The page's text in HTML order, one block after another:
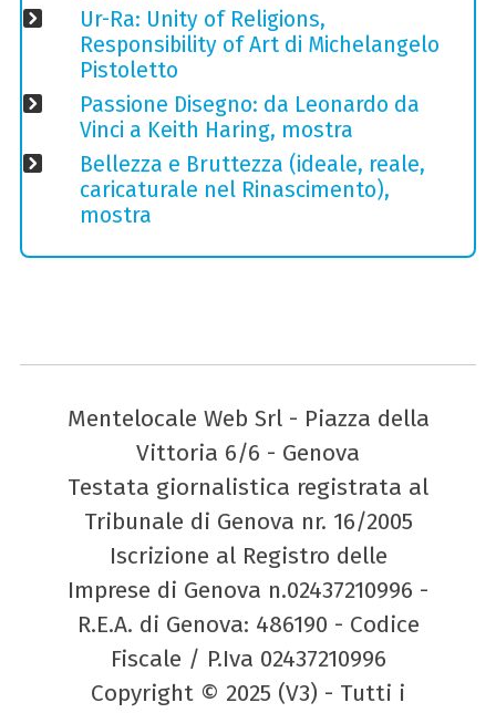
Ur-Ra: Unity of Religions,
Responsibility of Art di Michelangelo
Pistoletto
Passione Disegno: da Leonardo da
Vinci a Keith Haring, mostra
Bellezza e Bruttezza (ideale, reale,
caricaturale nel Rinascimento),
mostra
Mentelocale Web Srl - Piazza della
Vittoria 6/6 - Genova
Testata giornalistica registrata al
Tribunale di Genova nr. 16/2005
Iscrizione al Registro delle
Imprese di Genova n.02437210996 -
R.E.A. di Genova: 486190 - Codice
Fiscale / P.Iva 02437210996
Copyright © 2025 (V3) - Tutti i